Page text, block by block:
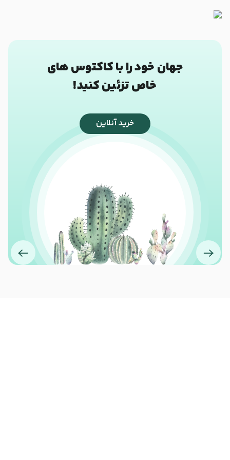
جهان خود را با کاکتوس های
خاص تزئین کنید!
خرید آنلاین